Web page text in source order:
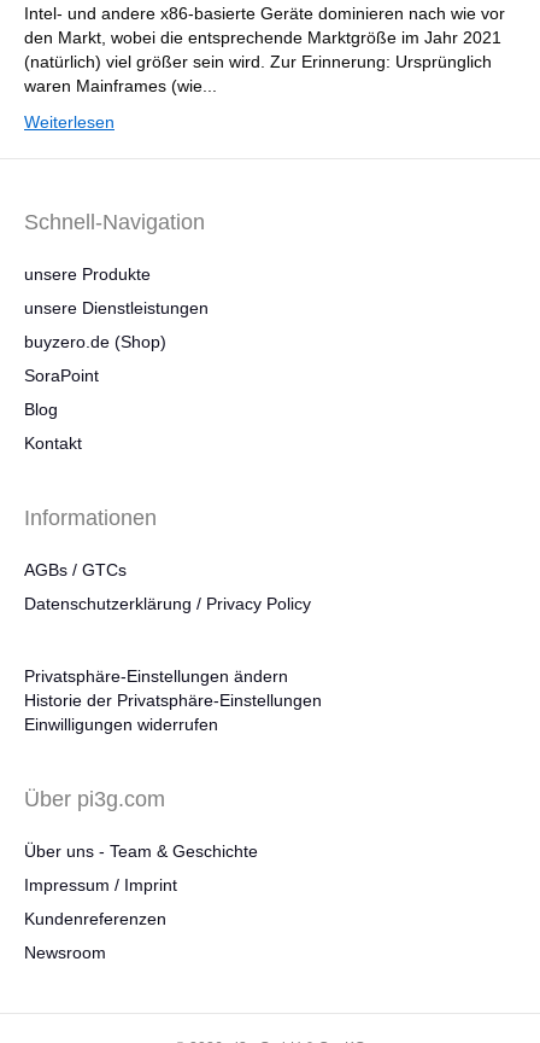
Intel- und andere x86-basierte Geräte dominieren nach wie vor
den Markt, wobei die entsprechende Marktgröße im Jahr 2021
(natürlich) viel größer sein wird. Zur Erinnerung: Ursprünglich
waren Mainframes (wie...
Weiterlesen
Schnell-Navigation
unsere Produkte
unsere Dienstleistungen
buyzero.de (Shop)
SoraPoint
Blog
Kontakt
Informationen
AGBs / GTCs
Datenschutzerklärung / Privacy Policy
Privatsphäre-Einstellungen ändern
Historie der Privatsphäre-Einstellungen
Einwilligungen widerrufen
Über pi3g.com
Über uns - Team & Geschichte
Impressum / Imprint
Kundenreferenzen
Newsroom